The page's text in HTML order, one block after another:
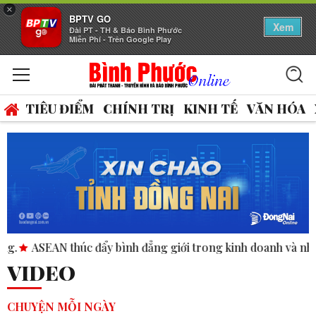
×
BPTV GO
Đài PT - TH & Báo Bình Phước
Miễn Phí - Trên Google Play
Xem
TIÊU ĐIỂM CHÍNH TRỊ KINH TẾ VĂN HÓA
đẳng giới trong kinh doanh và nhân quyền. FIFA thừa
VIDEO
CHUYỆN MỖI NGÀY